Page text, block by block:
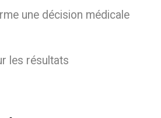
une décision médicale
les résultats